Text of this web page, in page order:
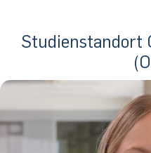
Studienstandort